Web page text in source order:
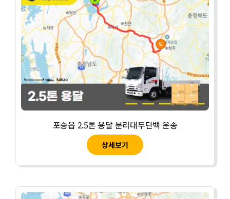
포승읍 2.5톤 용달 분리대두단백 운송
상세보기